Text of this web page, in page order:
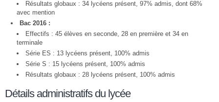
Résultats globaux : 34 lycéens présent, 97% admis, dont 68%
avec mention
Bac 2016 :
Effectifs : 45 élèves en seconde, 28 en première et 34 en
terminale
Série ES : 13 lycéens présent, 100% admis
Série S : 15 lycéens présent, 100% admis
Résultats globaux : 28 lycéens présent, 100% admis
Détails administratifs du lycée